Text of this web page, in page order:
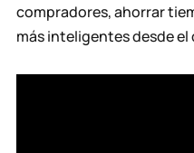
compradores, ahorrar
más inteligentes desde el